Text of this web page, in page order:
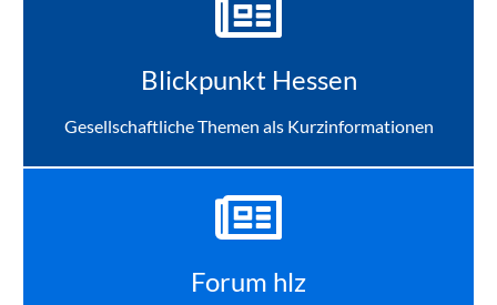
Blickpunkt Hessen
Gesellschaftliche Themen als Kurzinformationen
Forum hlz